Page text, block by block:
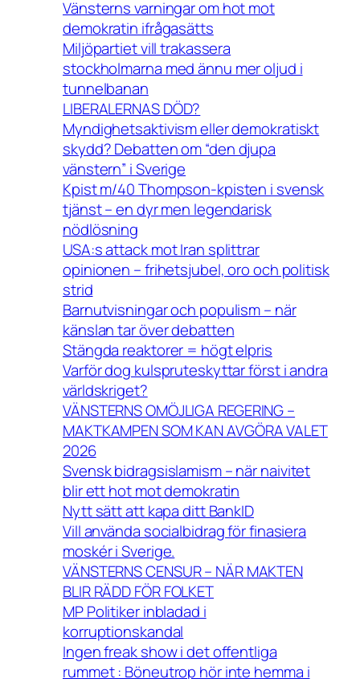
Vänsterns varningar om hot mot
demokratin ifrågasätts
Miljöpartiet vill trakassera
stockholmarna med ännu mer oljud i
tunnelbanan
LIBERALERNAS DÖD?
Myndighetsaktivism eller demokratiskt
skydd? Debatten om “den djupa
vänstern” i Sverige
Kpist m/40 Thompson-kpisten i svensk
tjänst – en dyr men legendarisk
nödlösning
USA:s attack mot Iran splittrar
opinionen – frihetsjubel, oro och politisk
strid
Barnutvisningar och populism – när
känslan tar över debatten
Stängda reaktorer = högt elpris
Varför dog kulspruteskyttar först i andra
världskriget?
VÄNSTERNS OMÖJLIGA REGERING –
MAKTKAMPEN SOM KAN AVGÖRA VALET
2026
Svensk bidragsislamism – när naivitet
blir ett hot mot demokratin
Nytt sätt att kapa ditt BankID
Vill använda socialbidrag för finasiera
moskér i Sverige.
VÄNSTERNS CENSUR – NÄR MAKTEN
BLIR RÄDD FÖR FOLKET
MP Politiker inbladad i
korruptionskandal
Ingen freak show i det offentliga
rummet : Böneutrop hör inte hemma i